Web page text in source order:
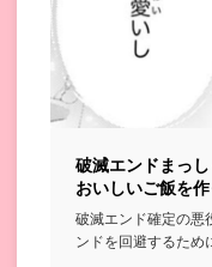
破滅エンドまっ
おいしいご飯を
破滅エンド確定の悪
ンドを回避するため